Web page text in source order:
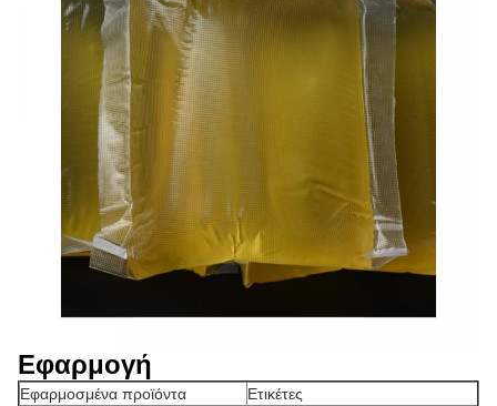
Εφαρμογή
Εφαρμοσμένα προϊόντα
Ετικέτες